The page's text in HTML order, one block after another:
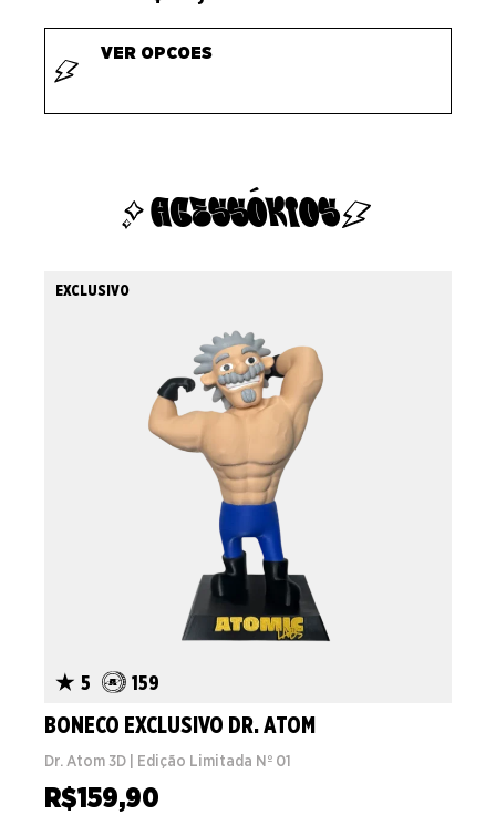
VER OPCOES
ACESSÓRIOS
EXCLUSIVO
5 159
BONECO EXCLUSIVO DR. ATOM
Dr. Atom 3D | Edição Limitada Nº 01
R$159,90